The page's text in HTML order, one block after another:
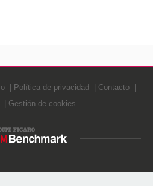
Política de privacidad
Contacto
Gestión de cookies